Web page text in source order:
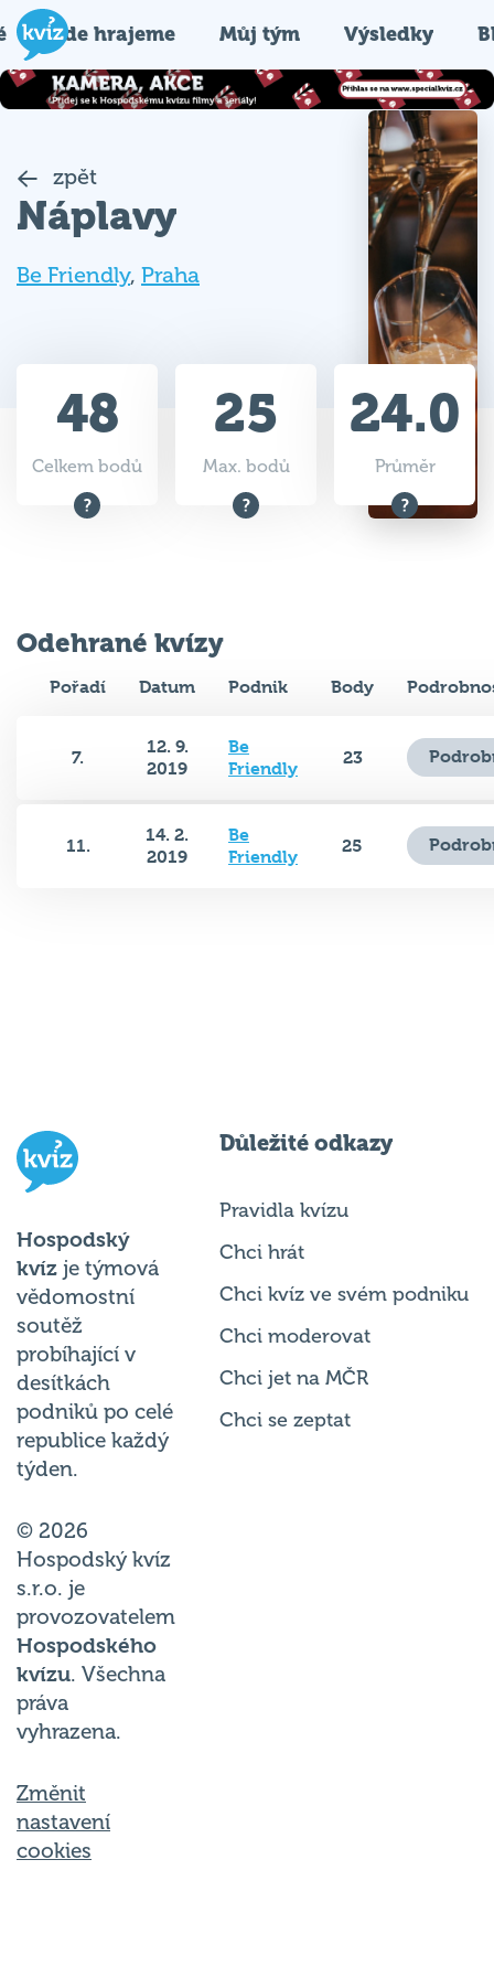
Kde hrajeme Můj tým Výsledky
zpět
Náplavy
Be Friendly, Praha
48
Celkem bodů
25
Max. bodů
24.0
Průměr
Odehrané kvízy
Pořadí Datum Podnik Body
7.
12. 9.
2019
Be
Friendly
23
11.
14. 2.
2019
Be
Friendly
25
Hospodský
kvíz je týmová
vědomostní
soutěž
probíhající v
desítkách
podniků po celé
republice každý
týden.
© 2026
Hospodský kvíz
s.r.o. je
provozovatelem
Hospodského
kvízu. Všechna
práva
vyhrazena.
Změnit
nastavení
cookies
Důležité odkazy
Pravidla kvízu
Chci hrát
Chci kvíz ve svém podniku
Chci moderovat
Chci jet na MČR
Chci se zeptat